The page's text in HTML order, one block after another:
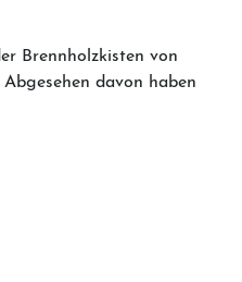
Brennholzkisten von
davon haben